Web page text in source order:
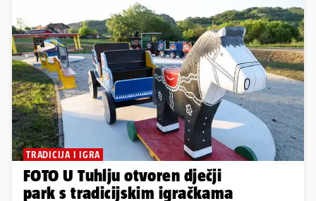
TRADICIJA I IGRA
FOTO U Tuhlju otvoren dječji
park s tradicijskim igračkama